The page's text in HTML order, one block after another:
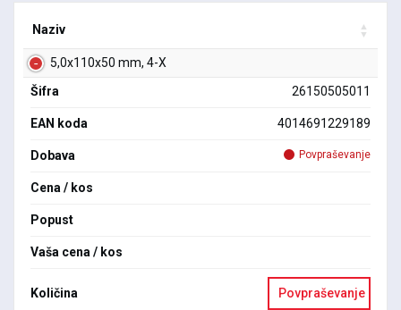
Naziv
5,0x110x50 mm, 4-X
Šifra
26150505011
EAN koda 4014691229189
Dobava Povpraševanje
Cena / kos
Popust
Vaša cena / kos
Količina Povpraševanje